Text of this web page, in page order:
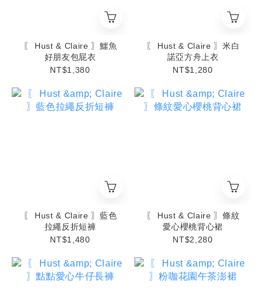
〖 Hust & Claire 〗鱷魚
好朋友包屁衣
NT$1,380
〖 Hust & Claire 〗米白
諾亞方舟上衣
NT$1,280
〖 Hust & Claire 〗藍色
拉繩反折短褲
NT$1,480
〖 Hust & Claire 〗條紋
愛心櫻桃背心裙
NT$2,280